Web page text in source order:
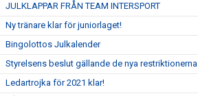
JULKLAPPAR FRÅN TEAM INTERSPORT
Ny tränare klar för juniorlaget!
Bingolottos Julkalender
Styrelsens beslut gällande de nya restriktionerna
Ledartrojka för 2021 klar!